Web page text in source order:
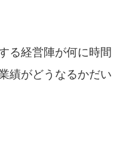
る経営陣が何に時間
績がどうなるかだい